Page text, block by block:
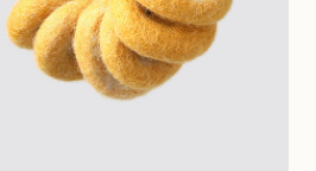
Корпоративные подарки
Возврат
500 бонусов
Доставка и оплата